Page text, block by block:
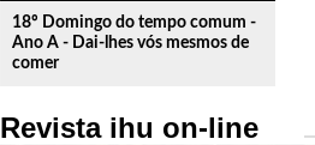
18º Domingo do tempo comum -
Ano A - Dai-lhes vós mesmos de
comer
Revista ihu on-line